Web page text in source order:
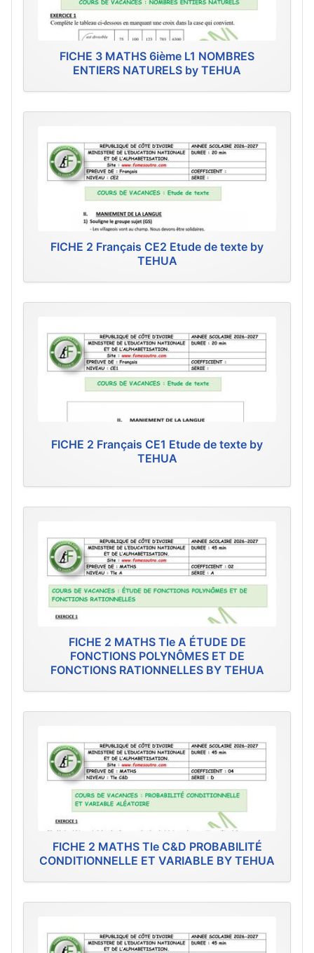
FICHE 3 MATHS 6ième L1 NOMBRES
ENTIERS NATURELS by TEHUA
FICHE 2 Français CE2 Etude de texte by
TEHUA
FICHE 2 Français CE1 Etude de texte by
TEHUA
FICHE 2 MATHS Tle A ÉTUDE DE
FONCTIONS POLYNÔMES ET DE
FONCTIONS RATIONNELLES BY TEHUA
FICHE 2 MATHS Tle C&D PROBABILITÉ
CONDITIONNELLE ET VARIABLE BY TEHUA